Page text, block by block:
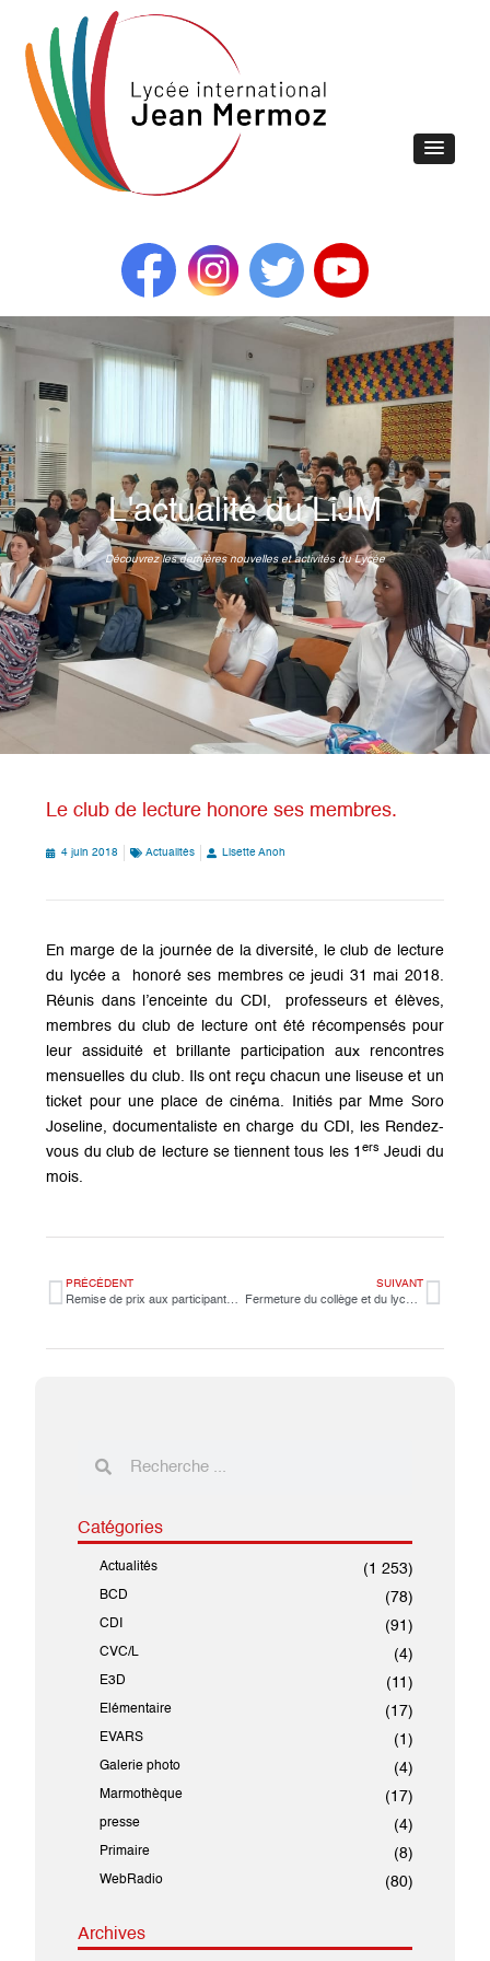
L'actualité du LiJM
Découvrez les dernières nouvelles et activités du Lycée
Le club de lecture honore ses membres.
4 juin 2018 Actualités Lisette Anoh
En marge de la journée de la diversité, le club de lecture
du lycée a honoré ses membres ce jeudi 31 mai 2018.
Réunis dans l’enceinte du CDI, professeurs et élèves,
membres du club de lecture ont été récompensés pour
leur assiduité et brillante participation aux rencontres
mensuelles du club. Ils ont reçu chacun une liseuse et un
ticket pour une place de cinéma. Initiés par Mme Soro
Joseline, documentaliste en charge du CDI, les Rendez-
vous du club de lecture se tiennent tous les 1ers Jeudi du
mois.
PRÉCÉDENT
Remise de prix aux participants du concours « Le mot de la semaine »
SUIVANT
Fermeture du collège et du lycée,du Mardi 05 juin au matin au Mardi 12 juin au soir.
Catégories
Actualités (1 253)
BCD (78)
CDI (91)
CVC/L (4)
E3D (11)
Elémentaire (17)
EVARS (1)
Galerie photo (4)
Marmothèque (17)
presse (4)
Primaire (8)
WebRadio (80)
Archives